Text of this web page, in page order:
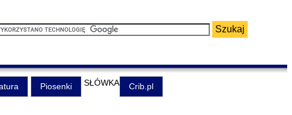
Piosenki SŁÓWKA Crib.pl